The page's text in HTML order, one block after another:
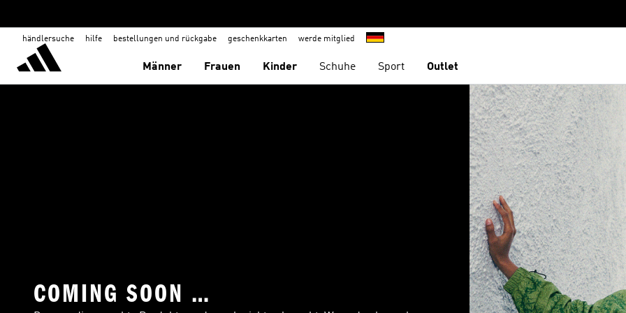
händlersuche hilfe bestellungen und rückgabe geschenkkarten werde mitglied
Männer Frauen Kinder Schuhe Sport Outlet
COMING SOON …